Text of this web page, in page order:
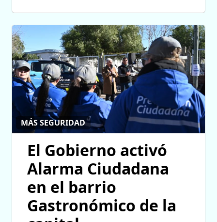
MÁS SEGURIDAD
El Gobierno activó
Alarma Ciudadana
en el barrio
Gastronómico de la